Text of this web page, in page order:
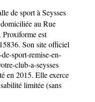
de sport à Seysses
au Rue
Proxiforme est
Son site officiel
sport-remise-en-
club-a-seysses
en 2015. Elle exerce
limitée (sans